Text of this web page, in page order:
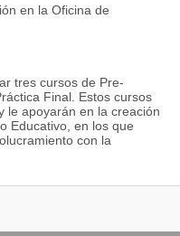
en la Oficina de
tres cursos de Pre-
Final. Estos cursos
le apoyarán en la creación
Educativo, en los que
con la